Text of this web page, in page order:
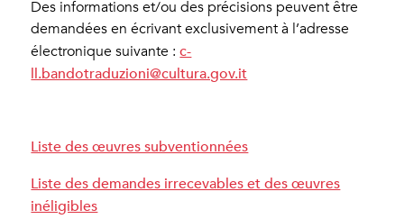
Des informations et/ou des précisions peuvent être
demandées en écrivant exclusivement à l’adresse
électronique suivante :c-
ll.bandotraduzioni@cultura.gov.it
Liste des œuvres subventionnées
Liste des demandes irrecevables et des œuvres
inéligibles